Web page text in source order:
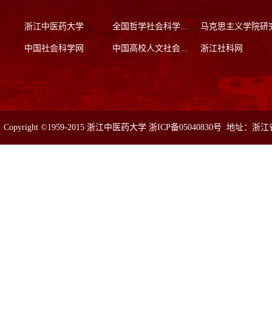
浙江中医药大学 全国哲学社会科学... 马克思主义学院研
中国社会科学网 中国高校人文社会... 浙江社科网
Copyright ©1959-2015 浙江中医药大学 浙ICP备05040830号 地址：浙